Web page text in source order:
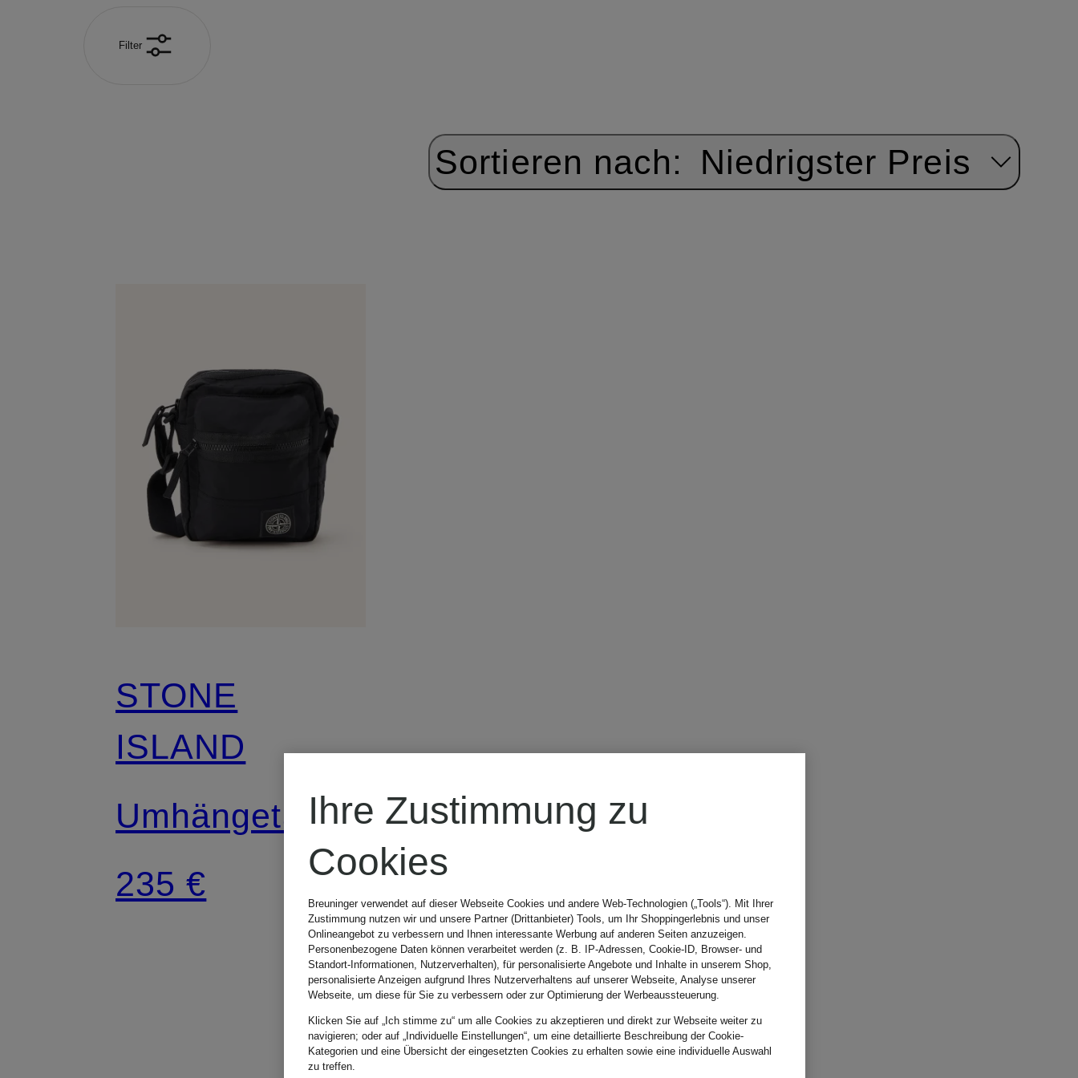
Filter
Sortieren nach: Niedrigster Preis
STONE
ISLAND
Umhängetasche
235 €
Ihre Zustimmung zu
Cookies
Breuninger verwendet auf dieser Webseite Cookies und andere Web-Technologien („Tools“). Mit Ihrer
Zustimmung nutzen wir und unsere Partner (Drittanbieter) Tools, um Ihr Shoppingerlebnis und unser
Onlineangebot zu verbessern und Ihnen interessante Werbung auf anderen Seiten anzuzeigen.
Personenbezogene Daten können verarbeitet werden (z. B. IP-Adressen, Cookie-ID, Browser- und
Standort-Informationen, Nutzerverhalten), für personalisierte Angebote und Inhalte in unserem Shop,
personalisierte Anzeigen aufgrund Ihres Nutzerverhaltens auf unserer Webseite, Analyse unserer
Webseite, um diese für Sie zu verbessern oder zur Optimierung der Werbeaussteuerung.
Klicken Sie auf „Ich stimme zu“ um alle Cookies zu akzeptieren und direkt zur Webseite weiter zu
navigieren; oder auf „Individuelle Einstellungen“, um eine detaillierte Beschreibung der Cookie-
Kategorien und eine Übersicht der eingesetzten Cookies zu erhalten sowie eine individuelle Auswahl
zu treffen.